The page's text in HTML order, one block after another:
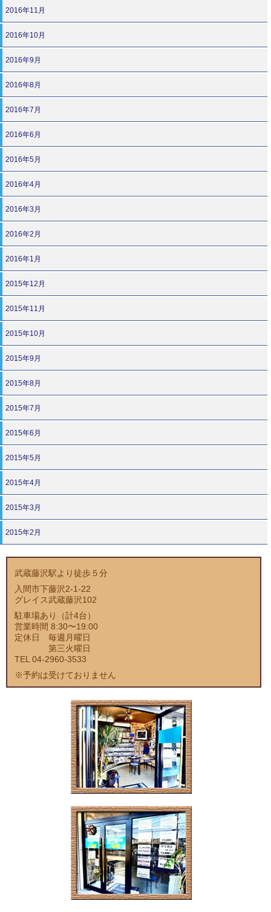
2016年11月
2016年10月
2016年9月
2016年8月
2016年7月
2016年6月
2016年5月
2016年4月
2016年3月
2016年2月
2016年1月
2015年12月
2015年11月
2015年10月
2015年9月
2015年8月
2015年7月
2015年6月
2015年5月
2015年4月
2015年3月
2015年2月
武蔵藤沢駅より徒歩５分
入間市下藤沢2-1-22
グレイス武蔵藤沢102
駐車場あり（計4台）
営業時間 8:30〜19:00
定休日 毎週月曜日
第三火曜日
TEL 04-2960-3533
※予約は受けておりません